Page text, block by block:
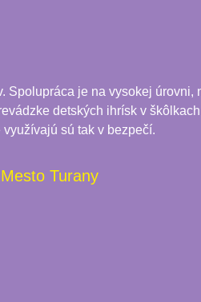
je na vysokej
detských ihrísk v
sú tak v bezpečí.
Mesto Turany